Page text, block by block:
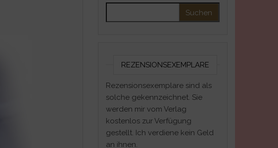
REZENSIONSEXEMPLARE
Rezensionsexemplare sind als
solche gekennzeichnet. Sie
werden mir vom Verlag
kostenlos zur Verfügung
gestellt. Ich verdiene kein Geld
an ihnen.